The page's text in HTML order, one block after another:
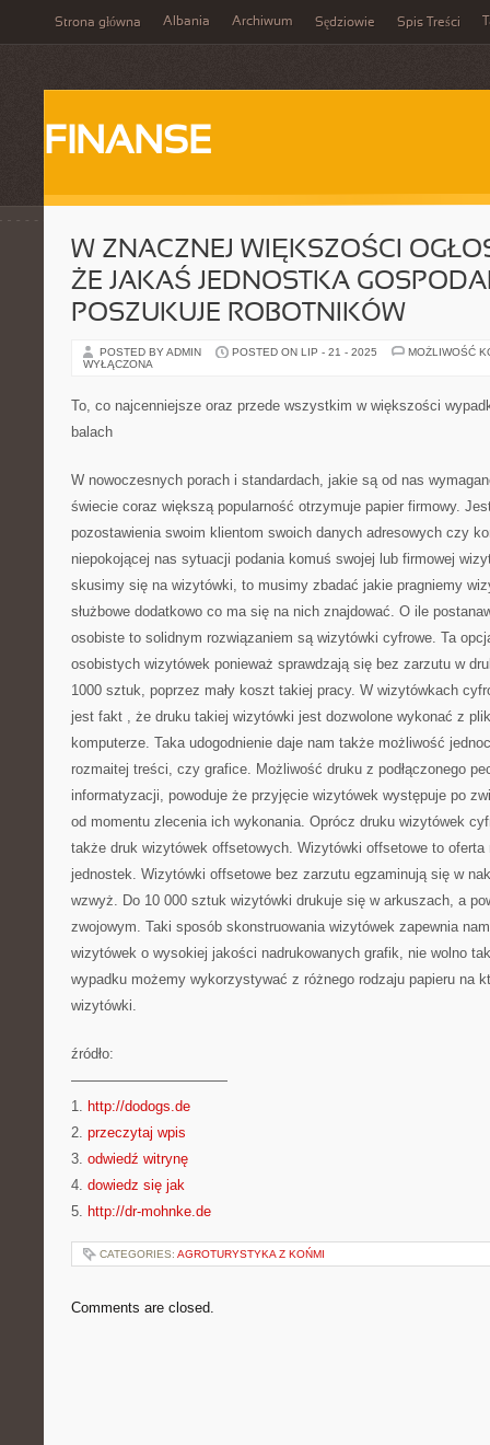
Strona główna Albania Archiwum Sędziowie Spis Treści
FINANSE
W ZNACZNEJ WIĘKSZOŚCI
ŻE JAKAŚ JEDNOSTKA
POSZUKUJE ROBOTNIKÓW
POSTED BY ADMIN POSTED ON LIP - 21 - 2025
MOŻLIWOŚĆ
WYŁĄCZONA
To, co najcenniejsze oraz przede wszystkim w większości
balach
W nowoczesnych porach i standardach, jakie są od nas
świecie coraz większą popularność otrzymuje papier firmowy.
pozostawienia swoim klientom swoich danych adresowych czy
niepokojącej nas sytuacji podania komuś swojej lub firmowej
skusimy się na wizytówki, to musimy zbadać jakie pragniemy
służbowe dodatkowo co ma się na nich znajdować. O ile
osobiste to solidnym rozwiązaniem są wizytówki cyfrowe. Ta
osobistych wizytówek ponieważ sprawdzają się bez zarzutu w
1000 sztuk, poprzez mały koszt takiej pracy. W wizytówkach
jest fakt , że druku takiej wizytówki jest dozwolone wykonać z
komputerze. Taka udogodnienie daje nam także możliwość
rozmaitej treści, czy grafice. Możliwość druku z podłączonego
informatyzacji, powoduje że przyjęcie wizytówek występuje po
od momentu zlecenia ich wykonania. Oprócz druku wizytówek
także druk wizytówek offsetowych. Wizytówki offsetowe to oferta
jednostek. Wizytówki offsetowe bez zarzutu egzaminują się w
wzwyż. Do 10 000 sztuk wizytówki drukuje się w arkuszach, a
zwojowym. Taki sposób skonstruowania wizytówek zapewnia
wizytówek o wysokiej jakości nadrukowanych grafik, nie wolno
wypadku możemy wykorzystywać z różnego rodzaju papieru na
wizytówki.
źródło:
———————————
1. http://dodogs.de
2. przeczytaj wpis
3. odwiedź witrynę
4. dowiedz się jak
5. http://dr-mohnke.de
CATEGORIES: AGROTURYSTYKA Z KOŃMI
Comments are closed.